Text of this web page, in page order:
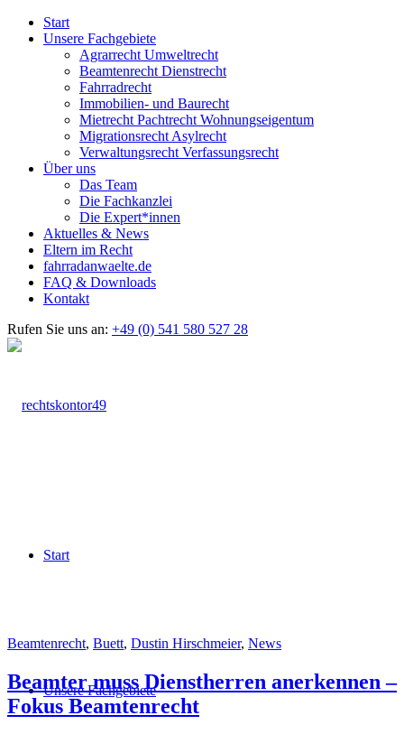
Start
Unsere Fachgebiete
Agrarrecht Umweltrecht
Beamtenrecht Dienstrecht
Fahrradrecht
Immobilien- und Baurecht
Mietrecht Pachtrecht Wohnungseigentum
Migrationsrecht Asylrecht
Verwaltungsrecht Verfassungsrecht
Über uns
Das Team
Die Fachkanzlei
Die Expert*innen
Aktuelles & News
Eltern im Recht
fahrradanwaelte.de
FAQ & Downloads
Kontakt
Rufen Sie uns an: +49 (0) 541 580 527 28
Start
Unsere Fachgebiete
Beamtenrecht, Buett, Dustin Hirschmeier, News
Beamter muss Dienstherren anerkennen –
Fokus Beamtenrecht